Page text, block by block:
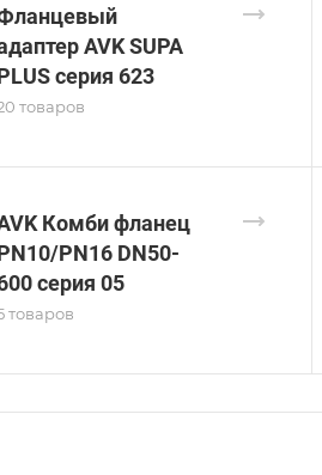
AVK SUPA
серия 623
товаров
Комби фланец
PN16 DN50-
серия 05
товаров